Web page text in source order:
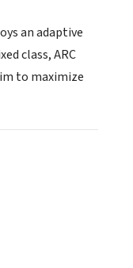
an adaptive
class, ARC
to maximize